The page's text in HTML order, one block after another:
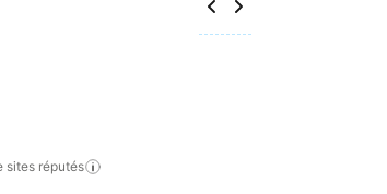
sites réputés